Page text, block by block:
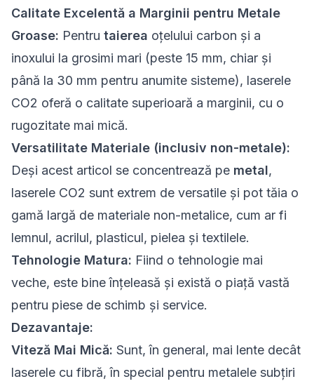
Calitate Excelentă a Marginii pentru Metale
Groase: Pentru taierea oțelului carbon și a
inoxului la grosimi mari (peste 15 mm, chiar și
până la 30 mm pentru anumite sisteme), laserele
CO2 oferă o calitate superioară a marginii, cu o
rugozitate mai mică.
Versatilitate Materiale (inclusiv non-metale):
Deși acest articol se concentrează pe metal,
laserele CO2 sunt extrem de versatile și pot tăia o
gamă largă de materiale non-metalice, cum ar fi
lemnul, acrilul, plasticul, pielea și textilele.
Tehnologie Matura: Fiind o tehnologie mai
veche, este bine înțeleasă și există o piață vastă
pentru piese de schimb și service.
Dezavantaje:
Viteză Mai Mică: Sunt, în general, mai lente decât
laserele cu fibră, în special pentru metalele subțiri